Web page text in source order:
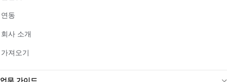
연동
회사 소개
가져오기
업무 가이드